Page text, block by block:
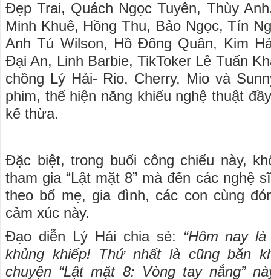
Đẹp Trai, Quách Ngọc Tuyên, Thùy
Minh Khuê, Hồng Thu, Bảo Ngọc, Tín
Anh Tú Wilson, Hồ Đông Quân, Kim
Đại An, Linh Barbie, TikToker Lê Tuấn
chồng Lý Hải- Rio, Cherry, Mio và
phim, thể hiện năng khiếu nghệ thuật
kế thừa.
Đặc biệt, trong buổi công chiếu này,
tham gia “Lật mặt 8” mà đến các nghệ
theo bố mẹ, gia đình, các con cùng
cảm xúc này.
Đạo diễn Lý Hải chia sẻ: “Hôm nay
khủng khiếp! Thứ nhất là cũng băn
chuyện “Lật mặt 8: Vòng tay nắng”